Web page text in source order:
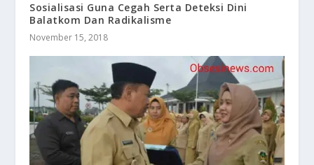
Sosialisasi Guna Cegah Serta Deteksi Dini
Balatkom Dan Radikalisme
November 15, 2018